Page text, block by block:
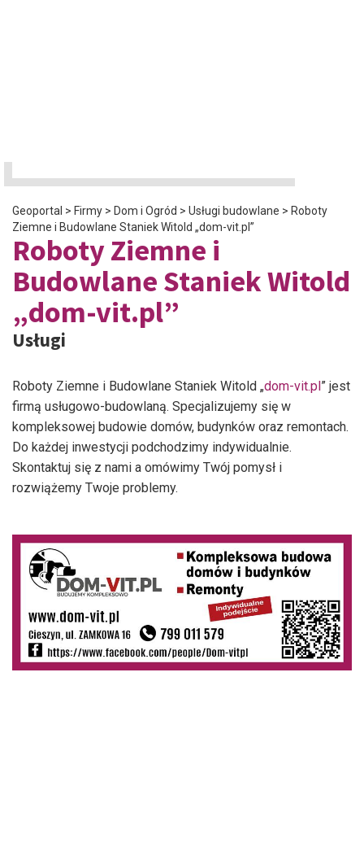
Geoportal > Firmy > Dom i Ogród > Usługi budowlane > Roboty
Ziemne i Budowlane Staniek Witold „dom-vit.pl”
Roboty Ziemne i
Budowlane Staniek Witold
„dom-vit.pl”
Usługi
Roboty Ziemne i Budowlane Staniek Witold „dom-vit.pl” jest
firmą usługowo-budowlaną. Specjalizujemy się w
kompleksowej budowie domów, budynków oraz remontach.
Do każdej inwestycji podchodzimy indywidualnie.
Skontaktuj się z nami a omówimy Twój pomysł i
rozwiążemy Twoje problemy.